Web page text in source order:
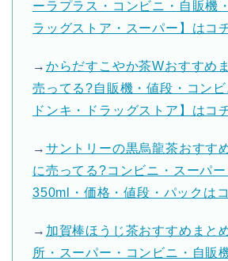
ーラプラス・コンビニ・自販機
ラッグストア・スーパー】はコ
→ からだすこやか茶Wおすすめ
売ってる?自販機・値段・コンビ
ドンキ・ドラッグストア】はコ
→ サントリーの黒烏龍茶おすす
に売ってる?コンビニ・スーパー
350ml・価格・値段・パックは
→ 加賀棒ほうじ茶おすすめまと
所・スーパー・コンビニ・自販